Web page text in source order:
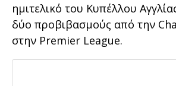
ημιτελικό του Κυπέλλου
δύο προβιβασμούς από την
στην Premier League.